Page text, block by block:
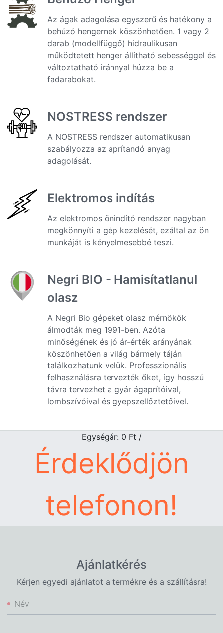
Az ágak adagolása egyszerű és hatékony a
behúzó hengernek köszönhetően. 1 vagy 2
darab (modellfüggő) hidraulikusan
működtetett henger állítható sebességgel és
változtatható iránnyal húzza be a
fadarabokat.
NOSTRESS rendszer
A NOSTRESS rendszer automatikusan
szabályozza az aprítandó anyag
adagolását.
Elektromos indítás
Az elektromos önindító rendszer nagyban
megkönnyíti a gép kezelését, ezáltal az ön
munkáját is kényelmesebbé teszi.
Negri BIO - Hamisítatlanul
olasz
A Negri Bio gépeket olasz mérnökök
álmodták meg 1991-ben. Azóta
minőségének és jó ár-érték arányának
köszönhetően a világ bármely táján
találkozhatunk velük. Professzionális
felhasználásra tervezték őket, így hosszú
távra tervezhet a gyár ágaprítóival,
lombszívóival és gyepszellőztetőivel.
Egységár: 0 Ft /
Érdeklődjön
telefonon!
Ajánlatkérés
Kérjen egyedi ajánlatot a termékre és a szállításra!
Név